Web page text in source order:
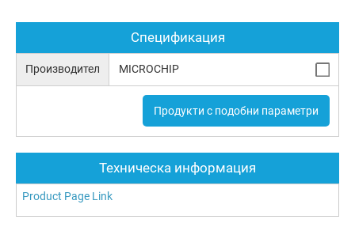
Спецификация
Производител MICROCHIP
Продукти с подобни параметри
Техническа информация
Product Page Link